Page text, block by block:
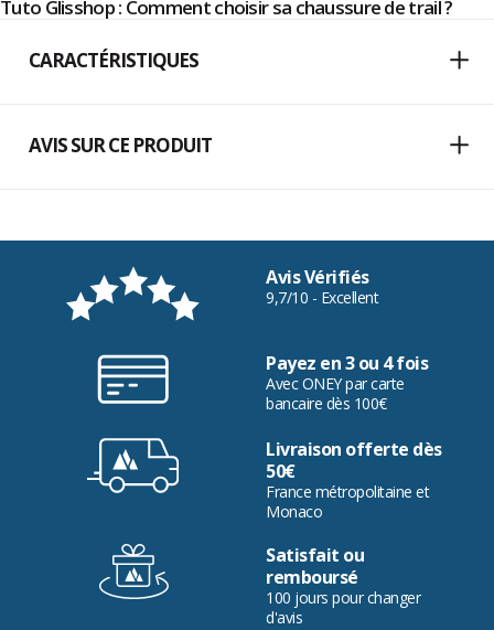
Tuto Glisshop : Comment choisir sa chaussure de trail ?
CARACTÉRISTIQUES
AVIS SUR CE PRODUIT
Avis Vérifiés
9,7/10 - Excellent
Payez en 3 ou 4 fois
Avec ONEY par carte
bancaire dès 100€
Livraison offerte dès
50€
France métropolitaine et
Monaco
Satisfait ou
remboursé
100 jours pour changer
d'avis